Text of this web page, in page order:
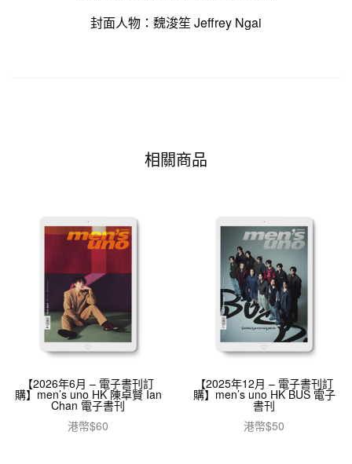
封面人物：魏浚笙 Jeffrey Ngai
相關商品
【2026年6月 – 電子書刊訂
購】men’s uno HK 陳卓賢 Ian
Chan 電子書刊
港幣$60
【2025年12月 – 電子書刊訂
購】men’s uno HK BUS 電子
書刊
港幣$50